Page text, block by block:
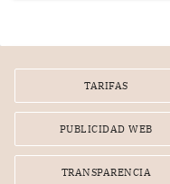
TARIFAS
PUBLICIDAD WEB
TRANSPARENCIA